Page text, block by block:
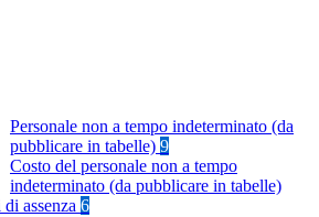
Personale non a tempo indeterminato (da
pubblicare in tabelle) 9
Costo del personale non a tempo
indeterminato (da pubblicare in tabelle)
di assenza 6